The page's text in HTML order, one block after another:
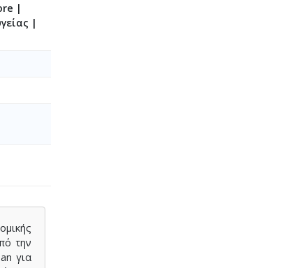
|
|
την
για